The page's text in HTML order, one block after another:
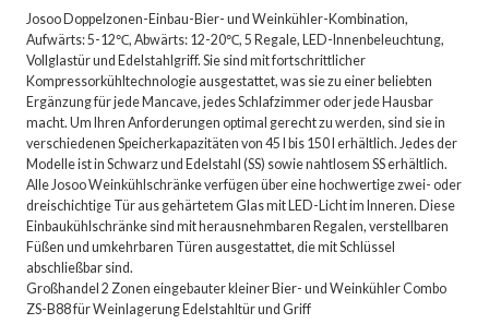
Josoo Doppelzonen-Einbau-Bier- und Weinkühler-Kombination,
Aufwärts: 5-12℃, Abwärts: 12-20℃, 5 Regale, LED-Innenbeleuchtung,
Vollglastür und Edelstahlgriff. Sie sind mit fortschrittlicher
Kompressorkühltechnologie ausgestattet, was sie zu einer beliebten
Ergänzung für jede Mancave, jedes Schlafzimmer oder jede Hausbar
macht. Um Ihren Anforderungen optimal gerecht zu werden, sind sie in
verschiedenen Speicherkapazitäten von 45 l bis 150 l erhältlich. Jedes der
Modelle ist in Schwarz und Edelstahl (SS) sowie nahtlosem SS erhältlich.
Alle Josoo Weinkühlschränke verfügen über eine hochwertige zwei- oder
dreischichtige Tür aus gehärtetem Glas mit LED-Licht im Inneren. Diese
Einbaukühlschränke sind mit herausnehmbaren Regalen, verstellbaren
Füßen und umkehrbaren Türen ausgestattet, die mit Schlüssel
abschließbar sind.
Großhandel 2 Zonen eingebauter kleiner Bier- und Weinkühler Combo
ZS-B88 für Weinlagerung Edelstahltür und Griff